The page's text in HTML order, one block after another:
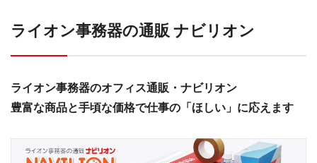
ライオン事務器の通販 ナビリオン
ライオン事務器のオフィス通販・ナビリオン
豊富な商品と手頃な価格で仕事の「ほしい」に応えます